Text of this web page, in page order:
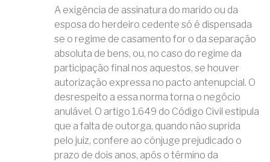
A exigência de assinatura do marido ou da
esposa do herdeiro cedente só é dispensada
se o regime de casamento for o da separação
absoluta de bens, ou, no caso do regime da
participação final nos aquestos, se houver
autorização expressa no pacto antenupcial. O
desrespeito a essa norma torna o negócio
anulável. O artigo 1.649 do Código Civil estipula
que a falta de outorga, quando não suprida
pelo juiz, confere ao cônjuge prejudicado o
prazo de dois anos, após o término da